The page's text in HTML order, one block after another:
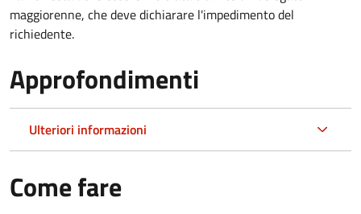
maggiorenne, che deve dichiarare l'impedimento del
richiedente.
Approfondimenti
Ulteriori informazioni
Come fare